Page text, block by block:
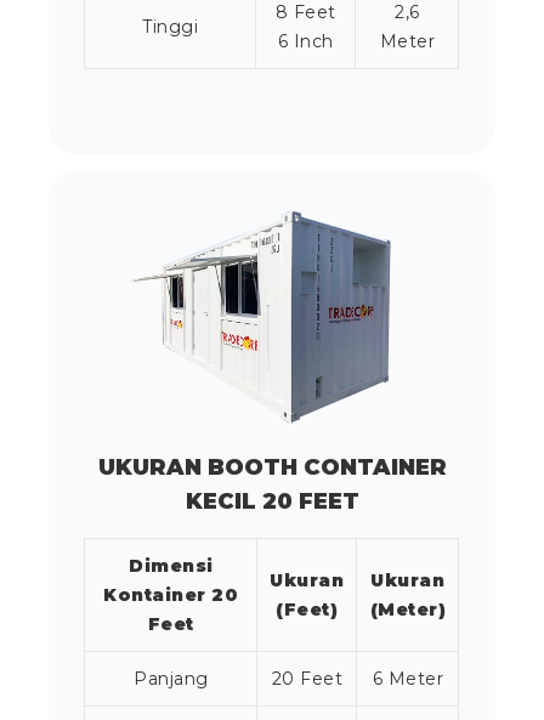
Tinggi
8 Feet
6 Inch
2,6
Meter
UKURAN BOOTH CONTAINER
KECIL 20 FEET
Dimensi
Kontainer 20
Feet
Ukuran
(Feet)
Ukuran
(Meter)
Panjang 20 Feet 6 Meter